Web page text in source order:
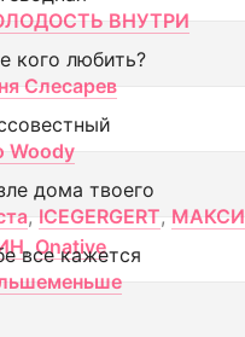
ВНУТРИ
кого любить?
Слесарев
Woody
дома твоего
, ICEGERGERT, МАКСИ
, Onative
все кажется